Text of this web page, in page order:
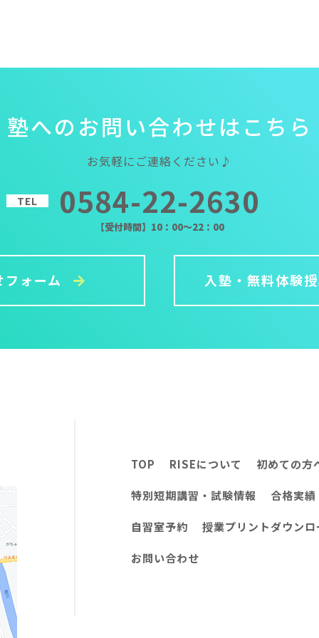
塾へのお問い合わせは こ ち ら
お気軽にご連絡ください♪
TEL 0584-22-2630
【受付時間】10：00～22：00
ォーム 入塾・無料体験
TOP RISEについて 初めての方
特別短期講習・試験情報 合格実績
自習室予約 授業プリントダウンロ
お問い合わせ